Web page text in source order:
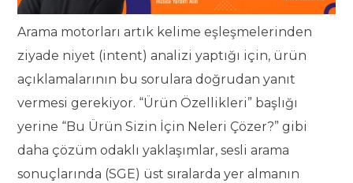
Arama motorları artık kelime eşleşmelerinden
ziyade niyet (intent) analizi yaptığı için, ürün
açıklamalarının bu sorulara doğrudan yanıt
vermesi gerekiyor. “Ürün Özellikleri” başlığı
yerine “Bu Ürün Sizin İçin Neleri Çözer?” gibi
daha çözüm odaklı yaklaşımlar, sesli arama
sonuçlarında (SGE) üst sıralarda yer almanın